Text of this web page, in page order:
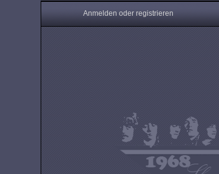
Anmelden oder registrieren